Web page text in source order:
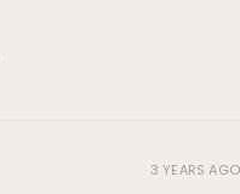
3 YEARS AGO